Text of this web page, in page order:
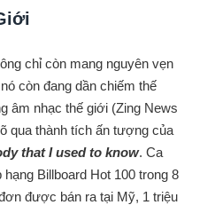
chỉ còn mang nguyên vẹn
còn đang dần chiếm thế
âm nhạc thế giới (Zing News
qua thành tích ấn tượng của
that I used to know. Ca
Billboard Hot 100 trong 8
được bán ra tại Mỹ, 1 triệu